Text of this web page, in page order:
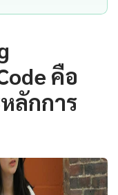
คือ
ลักการ